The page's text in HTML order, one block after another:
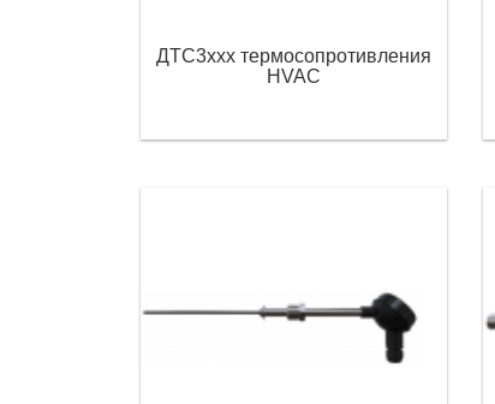
ДТС3ххх термосопротивления
HVAC